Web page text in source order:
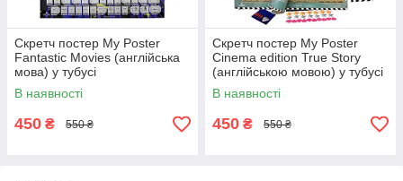
Скретч постер My Poster
Fantastic Movies (англійська
мова) у тубусі
В наявності
450 ₴ 550 ₴
Скретч постер My Poster
Cinema edition True Story
(англійською мовою) у тубусі
В наявності
450 ₴ 550 ₴